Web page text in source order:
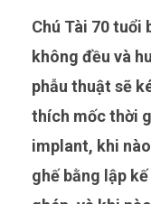
Chú Tài 70 tuổi bị mất nhiều răng, nền xương
không đều và
phẫu thuật sẽ
thích mốc thời
implant, khi
ghế bằng lập